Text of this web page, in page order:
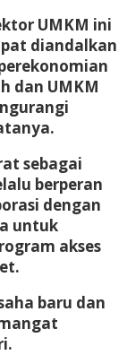
UMKM ini
diandalkan
dan UMKM
sebagai
berperan
dengan
untuk
akses
baru dan